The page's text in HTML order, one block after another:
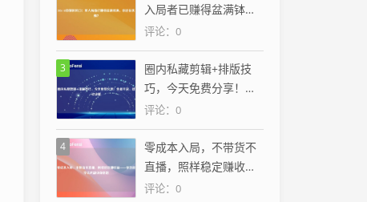
入局者已赚得盆满钵
满，你还在犹豫？
评论：0
3
圈内私藏剪辑+排版技
巧，今天免费分享！全
是干货，建议收藏
评论：0
4
零成本入局，不带货不
直播，照样稳定赚收益
——你也能学会的副业
评论：0